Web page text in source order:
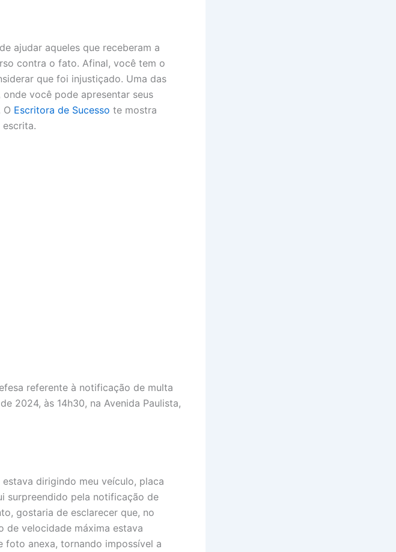
ajudar aqueles que receberam a
contra o fato. Afinal, você tem o
que foi injustiçado. Uma das
você pode apresentar seus
O Escritora de Sucesso te mostra
referente à notificação de multa
2024, às 14h30, na Avenida Paulista,
dirigindo meu veículo, placa
surpreendido pela notificação de
gostaria de esclarecer que, no
de velocidade máxima estava
anexa, tornando impossível a